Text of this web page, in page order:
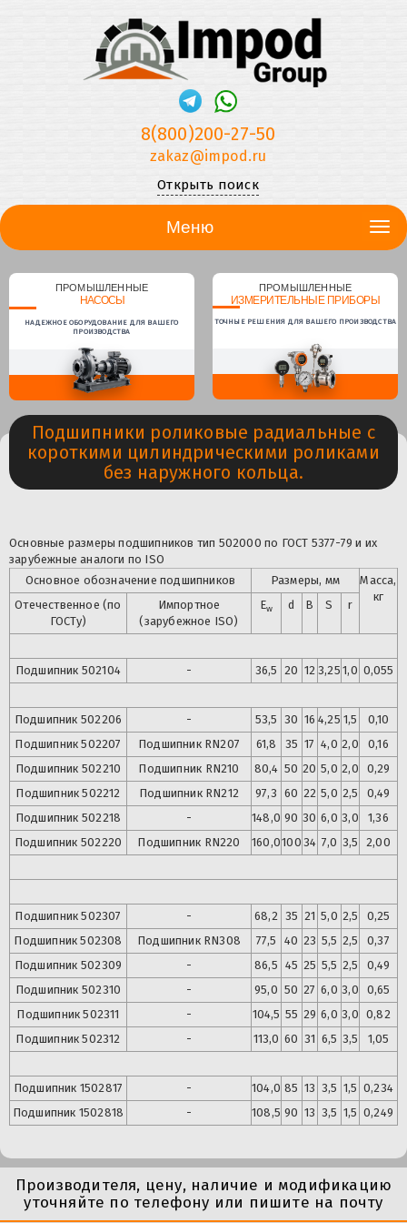
8(800)200-27-50
zakaz@impod.ru
Открыть поиск
Меню
ПРОМЫШЛЕННЫЕ
НАСОСЫ
НАДЕЖНОЕ ОБОРУДОВАНИЕ ДЛЯ ВАШЕГО
ПРОИЗВОДСТВА
ПРОМЫШЛЕННЫЕ
ИЗМЕРИТЕЛЬНЫЕ ПРИБОРЫ
ТОЧНЫЕ РЕШЕНИЯ ДЛЯ ВАШЕГО ПРОИЗВОДСТВА
Подшипники роликовые радиальные с
короткими цилиндрическими роликами
без наружного кольца.
Основные размеры подшипников тип 502000 по ГОСТ 5377-79 и их
зарубежные аналоги по ISO
Основное обозначение подшипников
Размеры, мм
Масса,
кг
Отечественное (по
ГОСТу)
Импортное
(зарубежное ISO)
Ew d B S r
Подшипник 502104 - 36,5 20 12 3,25 1,0 0,055
Подшипник 502206 - 53,5 30 16 4,25 1,5
0,10
Подшипник 502207 Подшипник RN207 61,8 35 17 4,0 2,0
0,16
Подшипник 502210 Подшипник RN210 80,4 50 20 5,0 2,0
0,29
Подшипник 502212 Подшипник RN212 97,3 60 22 5,0 2,5
0,49
Подшипник 502218 - 148,0 90 30 6,0 3,0
1,36
Подшипник 502220 Подшипник RN220 160,0100 34 7,0 3,5 2,00
Подшипник 502307 - 68,2 35 21 5,0 2,5
0,25
Подшипник 502308 Подшипник RN308 77,5 40 23 5,5 2,5
0,37
Подшипник 502309 - 86,5 45 25 5,5 2,5
0,49
Подшипник 502310 - 95,0 50 27 6,0 3,0
0,65
Подшипник 502311 - 104,5 55 29 6,0 3,0
0,82
Подшипник 502312 - 113,0 60 31 6,5 3,5 1,05
Подшипник 1502817 - 104,0 85 13 3,5 1,5 0,234
Подшипник 1502818 - 108,5 90 13 3,5 1,5 0,249
Производителя, цену, наличие и модификацию
уточняйте по телефону или пишите на почту